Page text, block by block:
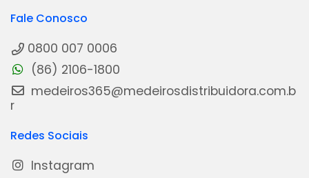
Fale Conosco
0800 007 0006
(86) 2106-1800
medeiros365@medeirosdistribuidora.com.b
r
Redes Sociais
Instagram